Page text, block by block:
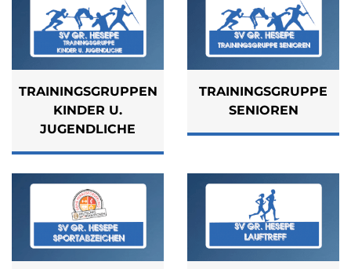
TRAININGSGRUPPEN
KINDER U.
JUGENDLICHE
TRAININGSGRUPPE
SENIOREN